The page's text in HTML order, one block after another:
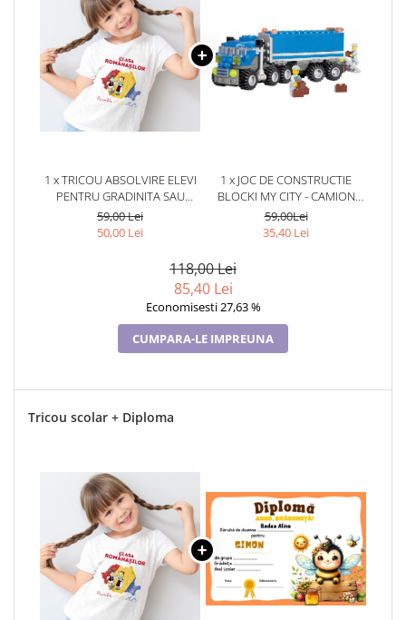
1 x TRICOU ABSOLVIRE ELEVI
PENTRU GRADINITA SAU
SCOALA CLASA
ROMANASILOR ABS11200
59,00 Lei
50,00 Lei
1 x JOC DE CONSTRUCTIE
BLOCKI MY CITY - CAMION
(163 PIESE)
59,00Lei
35,40 Lei
118,00 Lei
85,40 Lei
Economisesti 27,63 %
CUMPARA-LE IMPREUNA
Tricou scolar + Diploma